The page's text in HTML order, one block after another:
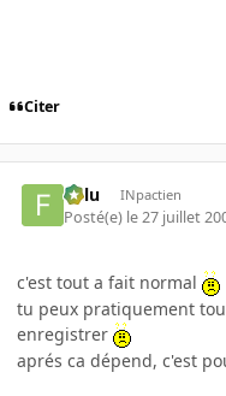
Citer
Fulu INpactien
Posté(e) le 27 juillet
c'est tout a fait normal
tu peux pratiquement
enregistrer
aprés ca dépend, c'est